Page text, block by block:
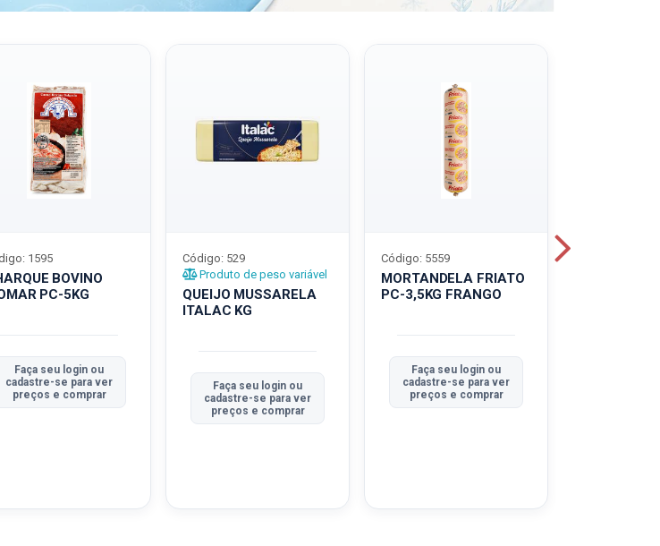
BOVINO
PC-5KG
1595
Faça seu login ou
cadastre-se para ver
preços e comprar
QUEIJO MUSSARELA
ITALAC KG
Código: 529
Produto de peso variável
Faça seu login ou
cadastre-se para ver
preços e comprar
MORTANDELA FRIATO
PC-3,5KG FRANGO
Código: 5559
Faça seu login ou
cadastre-se para ver
preços e comprar